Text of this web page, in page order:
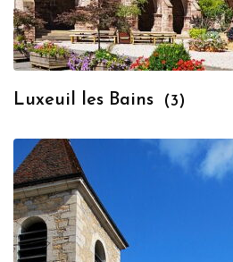
Luxeuil les Bains (3)